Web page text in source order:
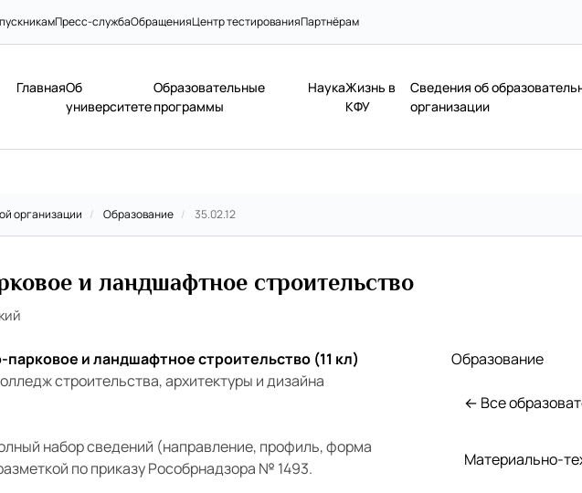
Пресс-службаОбращенияЦентр тестированияПартнёрам
ГлавнаяОб
университете
Образовательные
программы
НаукаЖизнь в
КФУ
Сведения об
организации
организации / Образование / 35.02.12
и ландшафтное строительство
и ландшафтное строительство (11 кл)
строительства, архитектуры и дизайна
набор сведений (направление, профиль, форма
по приказу Рособрнадзора № 1493.
Образование
← Все
Материально-